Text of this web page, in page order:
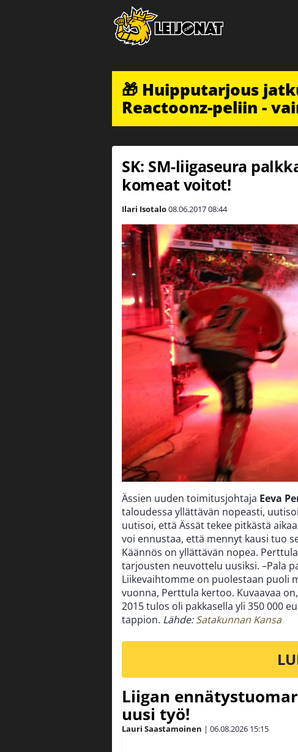
🎁 Huipputarjous
Reactoonz-peliin -
SK: SM-liigaseura
komeat voitot!
Ilari Isotalo08.06.201708:44
Ässien uuden toimitusjohtaja Eeva
taloudessa yllättävän nopeasti, uutisoi
uutisoi, että Ässät tekee pitkästä
voi ennustaa, että mennyt kausi tuo
Käännös on yllättävän nopea.
tarjousten neuvottelu uusiksi. –Pala
Liikevaihtomme on puolestaan puoli
vuonna, Perttula kertoo. Kuvaavaa
2015 tulos oli pakkasella yli 350 000
tappion. Lähde:Satakunnan Kansa
Liigan
uusi työ!
Lauri Saastamoinen | 06.08.2026 15:15